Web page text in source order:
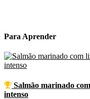
Para Aprender
Salmão marinado
intenso